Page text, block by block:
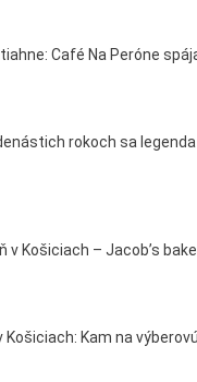
Café Na Peróne
rokoch sa
v Košiciach – Jacob’s
Košiciach: Kam na